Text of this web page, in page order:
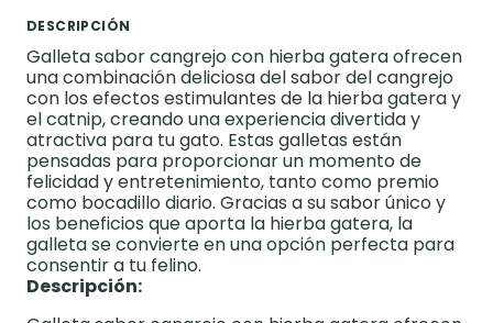
DESCRIPCIÓN
Galleta sabor cangrejo con hierba gatera ofrecen
una combinación deliciosa del sabor del cangrejo
con los efectos estimulantes de la hierba gatera y
el catnip, creando una experiencia divertida y
atractiva para tu gato. Estas galletas están
pensadas para proporcionar un momento de
felicidad y entretenimiento, tanto como premio
como bocadillo diario. Gracias a su sabor único y
los beneficios que aporta la hierba gatera, la
galleta se convierte en una opción perfecta para
consentir a tu felino.
Descripción: